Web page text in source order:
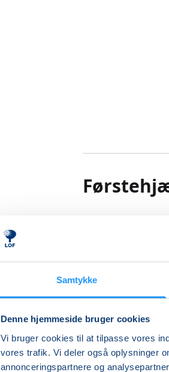
Samtykke
Denne hjemmeside bruger cookies
Vi bruger cookies til at tilpasse vores
vores trafik. Vi deler også oplysninger
annonceringspartnere og
Sygeplejerske
at kunne handle,
viden om den
håndtere både